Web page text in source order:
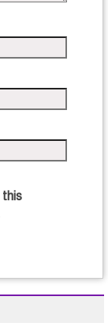
this